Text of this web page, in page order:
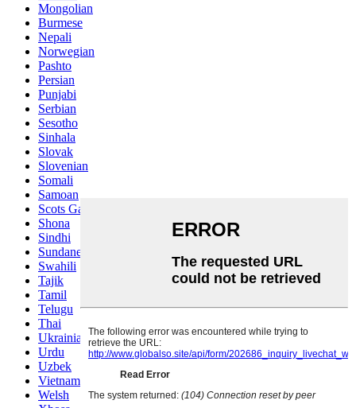
Mongolian
Burmese
Nepali
Norwegian
Pashto
Persian
Punjabi
Serbian
Sesotho
Sinhala
Slovak
Slovenian
Somali
Samoan
Scots Gaelic
Shona
Sindhi
Sundanese
Swahili
Tajik
Tamil
Telugu
Thai
Ukrainian
Urdu
Uzbek
Vietnamese
Welsh